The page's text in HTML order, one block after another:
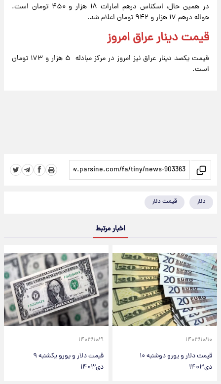
در همین حال، اسکناس درهم امارات ۱۸ هزار و ۴۵۰ تومان است.
حواله درهم ۱۷ هزار و ۹۴۲ تومان اعلام شد.
قیمت دینار عراق امروز
قیمت یکصد دینار عراق نیز امروز در مرکز مبادله ۵ هزار و ۱۷۳ تومان
است.
دلار قیمت دلار
اخبار مرتبط
۱۴۰۳/۱۰/۱۰
قیمت دلار و یورو دوشنبه ۱۰
دی۱۴۰۳
۱۴۰۳/۱۰/۹
قیمت دلار و یورو یکشنبه ۹
دی۱۴۰۳